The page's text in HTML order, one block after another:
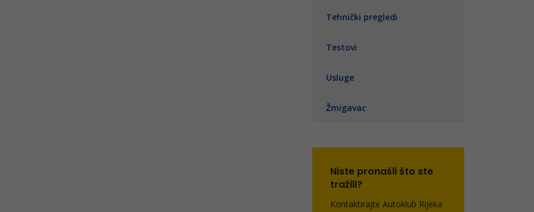
Tehnički pregledi
Testovi
Usluge
Žmigavac
Niste pronašli što ste
tražili?
Kontaktirajte Autoklub Rijeka